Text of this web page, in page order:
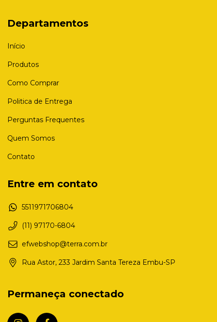
Departamentos
Início
Produtos
Como Comprar
Politica de Entrega
Perguntas Frequentes
Quem Somos
Contato
Entre em contato
5511971706804
(11) 97170-6804
efwebshop@terra.com.br
Rua Astor, 233 Jardim Santa Tereza Embu-SP
Permaneça conectado